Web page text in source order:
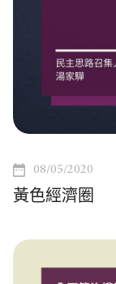
08/05/2020
黃色經濟圈